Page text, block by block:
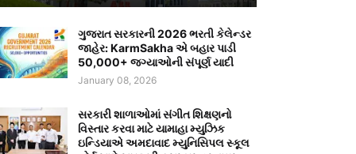
ગુજરાત સરકારની 2026 ભરતી કેલેન્ડર
જાહેર: KarmSakha એ બહાર પાડી
50,000+ જગ્યાઓની સંપૂર્ણ યાદી
January 08, 2026
સરકારી શાળાઓમાં સંગીત શિક્ષણનો
વિસ્તાર કરવા માટે યામાહા મ્યુઝિક
ઇન્ડિયાએ અમદાવાદ મ્યુનિસિપલ સ્કૂલ